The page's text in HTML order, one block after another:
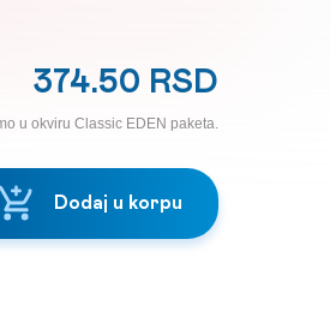
374.50 RSD
u okviru Classic EDEN paketa.
Dodaj u korpu